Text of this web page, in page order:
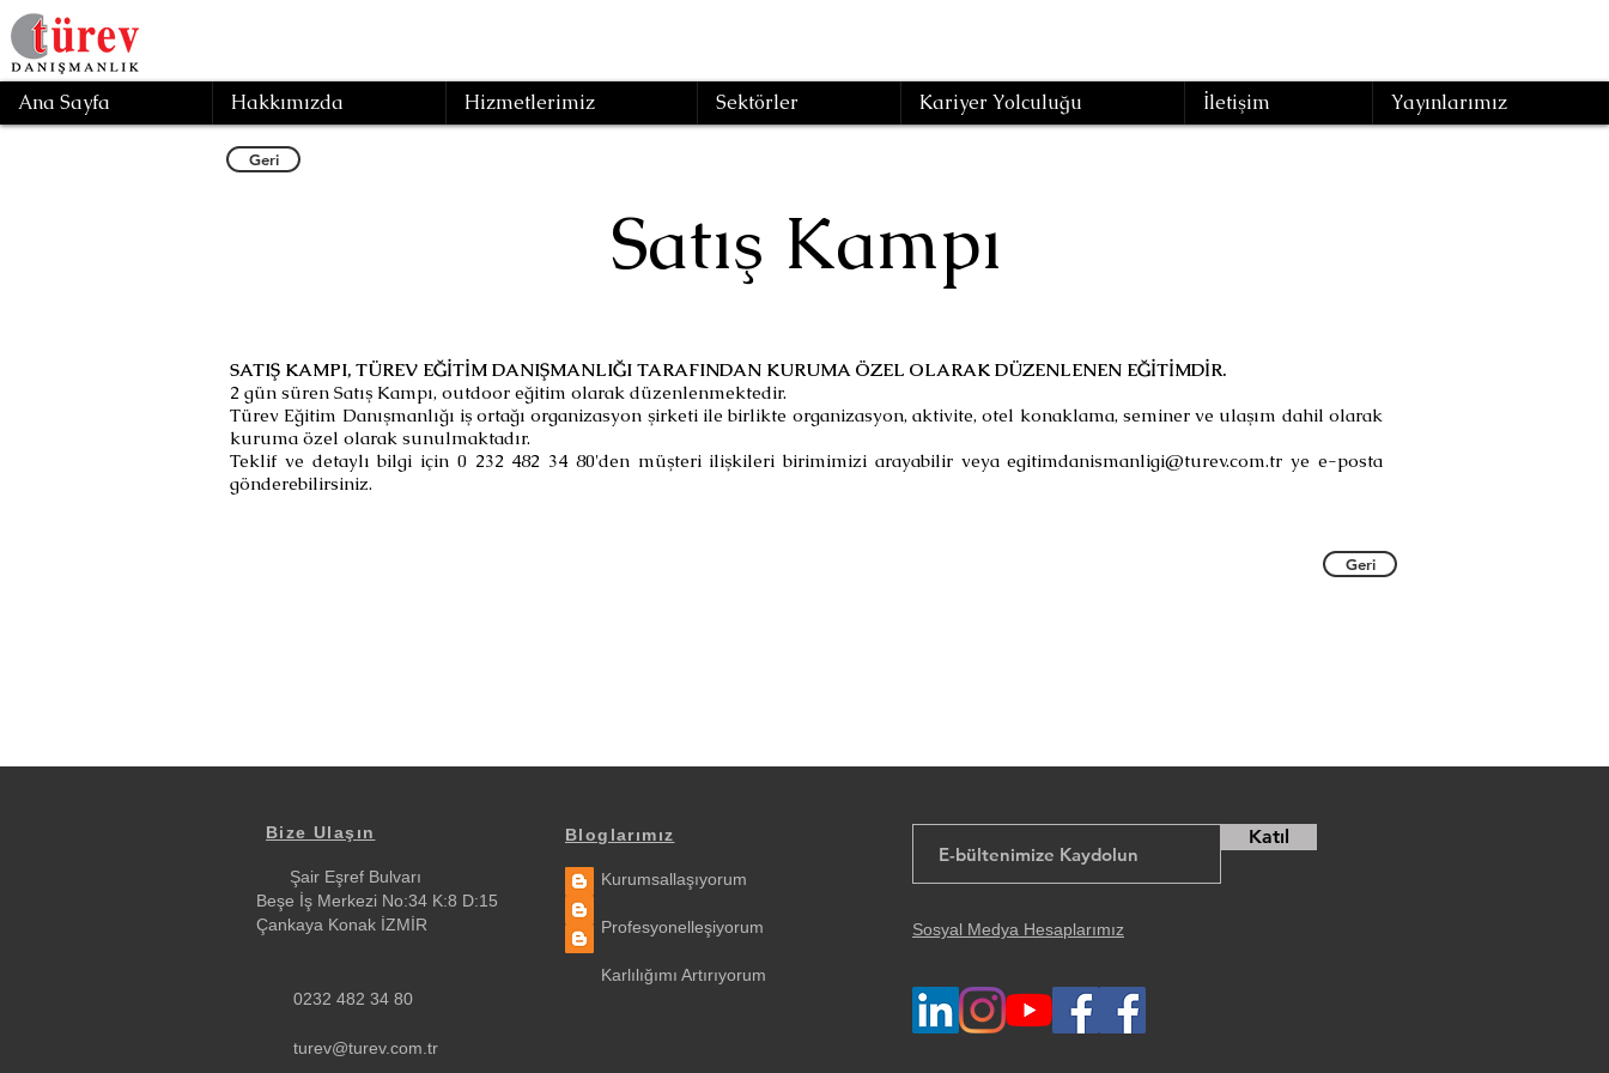
Ana Sayfa Hakkımızda Hizmetlerimiz Sektörler Kariyer Yolculuğu İletişim Yayınlarımız
SATIŞ KAMPI, TÜREV EĞİTİM DANIŞMANLIĞI TARAFINDAN KURUMA ÖZEL OLARAK DÜZENLENEN EĞİTİMDİR.
2 gün süren Satış Kampı, outdoor eğitim olarak düzenlenmektedir.
Türev Eğitim Danışmanlığı iş ortağı organizasyon şirketi ile birlikte organizasyon, aktivite, otel konaklama, seminer ve ulaşım dahil olarak
kuruma özel olarak sunulmaktadır.
Teklif ve detaylı bilgi için 0 232 482 34 80'den müşteri ilişkileri birimimizi arayabilir veyaegitimdanismanligi@turev.com.tr ye e-posta
gönderebilirsiniz.
Geri
Satış Kampı
Geri
Bize Ulaşın
Şair Eşref Bulvarı
Beşe İş Merkezi No:34 K:8 D:15
Çankaya Konak İZMİR
Bloglarımız
Kurumsallaşıyorum
Profesyonelleşiyorum
Katıl
Sosyal Medya Hesaplarımız
Karlılığımı Artırıyorum
0232 482 34 80
turev@turev.com.tr